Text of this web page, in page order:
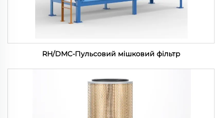
RH/DMC-Пульсовий мішковий фільтр